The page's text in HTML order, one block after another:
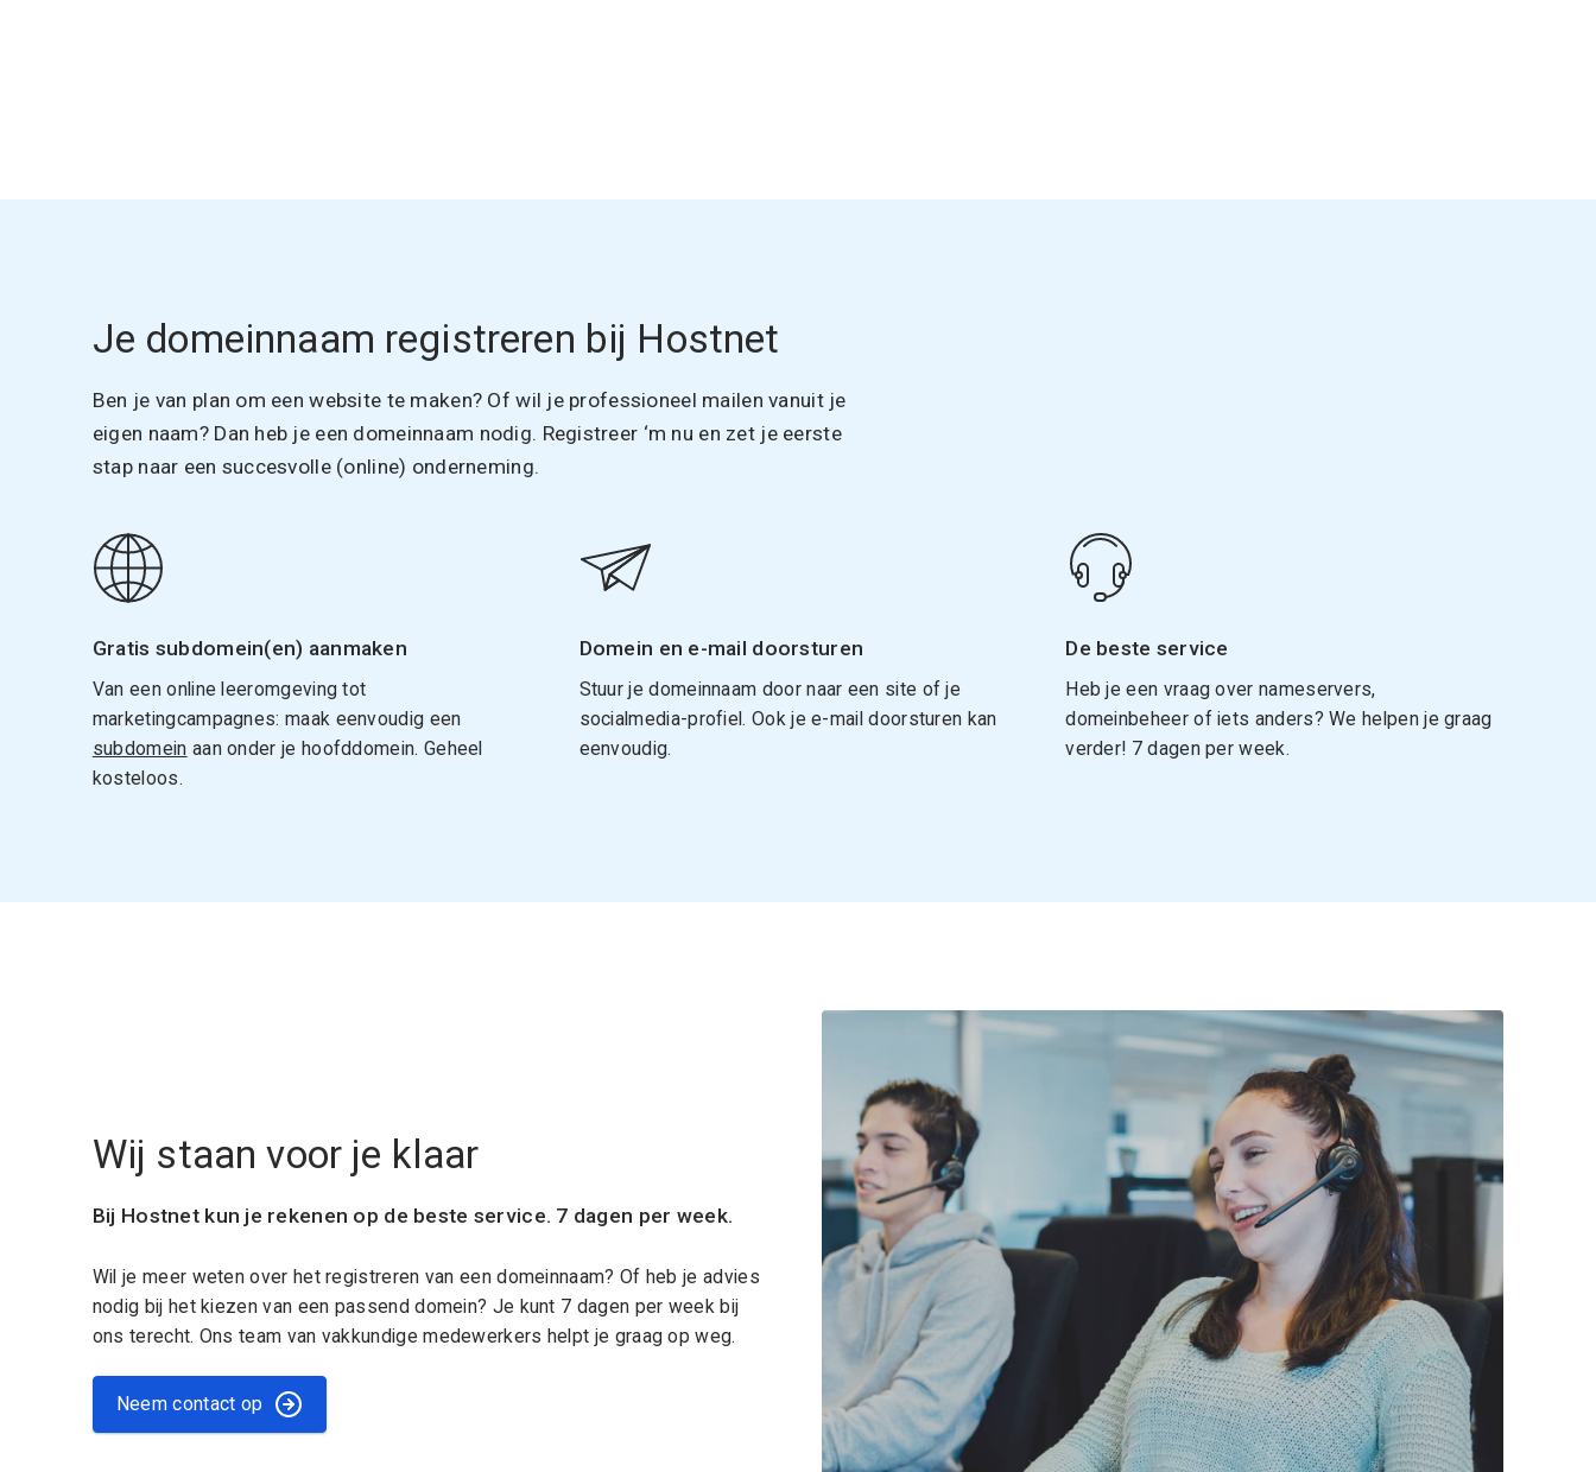
Je domeinnaam registreren bij Hostnet
Ben je van plan om een website te maken? Of wil je professioneel mailen vanuit je
eigen naam? Dan heb je een domeinnaam nodig. Registreer ‘m nu en zet je eerste
stap naar een succesvolle (online) onderneming.
Gratis subdomein(en) aanmaken
Van een online leeromgeving tot
marketingcampagnes: maak eenvoudig een
subdomein aan onder je hoofddomein. Geheel
kosteloos.
Domein en e-mail doorsturen
Stuur je domeinnaam door naar een site of je
socialmedia-profiel. Ook je e-mail doorsturen kan
eenvoudig.
De beste service
Heb je een vraag over nameservers,
domeinbeheer of iets anders? We helpen je graag
verder! 7 dagen per week.
Wij staan voor je klaar
Bij Hostnet kun je rekenen op de beste service. 7 dagen per week.
Wil je meer weten over het registreren van een domeinnaam? Of heb je advies
nodig bij het kiezen van een passend domein? Je kunt 7 dagen per week bij
ons terecht. Ons team van vakkundige medewerkers helpt je graag op weg.
Neem contact op